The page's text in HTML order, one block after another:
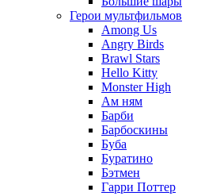
Герои мультфильмов
Among Us
Angry Birds
Brawl Stars
Hello Kitty
Monster High
Ам ням
Барби
Барбоскины
Буба
Буратино
Бэтмен
Гарри Поттер